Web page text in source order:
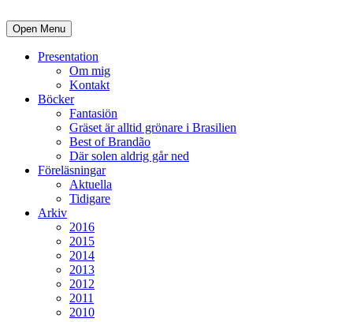
Open Menu
Presentation
Om mig
Kontakt
Böcker
Fantasiön
Gräset är alltid grönare i Brasilien
Best of Brandão
Där solen aldrig går ned
Föreläsningar
Aktuella
Tidigare
Arkiv
2016
2015
2014
2013
2012
2011
2010